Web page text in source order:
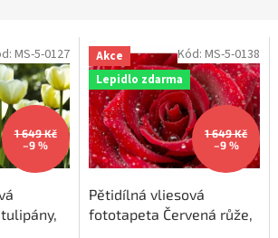
1 649 Kč
–9 %
MS-5-0127
Akce
Lepidlo zdarma
1 649 Kč
–9 %
Pětidílná vliesová
fototapeta Červená růže,
Kód:MS-5-0138